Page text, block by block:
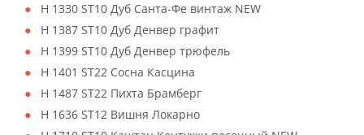
H 1330 ST10 Дуб Санта-Фе винтаж NEW
H 1387 ST10 Дуб Денвер графит
H 1399 ST10 Дуб Денвер трюфель
H 1401 ST22 Сосна Касцина
H 1487 ST22 Пихта Брамберг
H 1636 ST12 Вишня Локарно